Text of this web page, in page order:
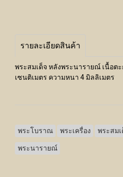
รายละเอียดสินค้า
พระสมเด็จ หลังพระนารายณ์ เนื้อต
เซนติเมตร ความหนา 4 มิลลิเมตร
พระโบราณ พระเครื่อง พระสมเ
พระนารายณ์